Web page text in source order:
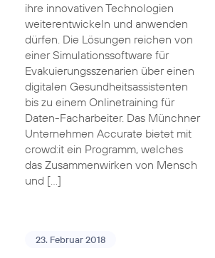
ihre innovativen Technologien
weiterentwickeln und anwenden
dürfen. Die Lösungen reichen von
einer Simulationssoftware für
Evakuierungsszenarien über einen
digitalen Gesundheitsassistenten
bis zu einem Onlinetraining für
Daten-Facharbeiter. Das Münchner
Unternehmen Accurate bietet mit
crowd:it ein Programm, welches
das Zusammenwirken von Mensch
und […]
23. Februar 2018